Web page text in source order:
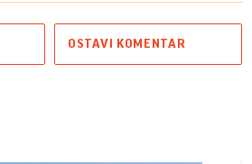
OSTAVI KOMENTAR